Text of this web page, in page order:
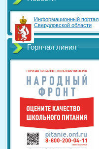
Информационный портал
Свердловской области
Горячая линия